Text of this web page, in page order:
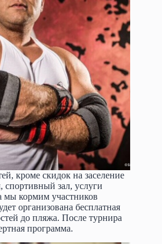
кроме скидок на заселение
спортивный зал, услуги
мы кормим участников
организована бесплатная
до пляжа. После турнира
программа.